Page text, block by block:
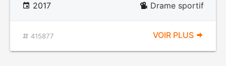
2017 Drame sportif
415877 VOIR PLUS